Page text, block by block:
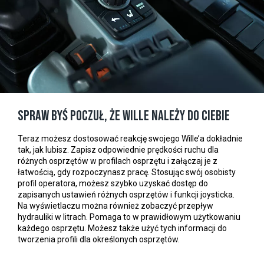
Spraw byś poczuł, że Wille należy do Ciebie
Teraz możesz dostosować reakcję swojego Wille’a dokładnie
tak, jak lubisz. Zapisz odpowiednie prędkości ruchu dla
różnych osprzętów w profilach osprzętu i załączaj je z
łatwością, gdy rozpoczynasz pracę. Stosując swój osobisty
profil operatora, możesz szybko uzyskać dostęp do
zapisanych ustawień różnych osprzętów i funkcji joysticka.
Na wyświetlaczu można również zobaczyć przepływ
hydrauliki w litrach. Pomaga to w prawidłowym użytkowaniu
każdego osprzętu. Możesz także użyć tych informacji do
tworzenia profili dla określonych osprzętów.